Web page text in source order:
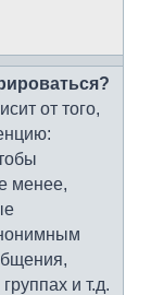
от того,
менее,
и т.д.